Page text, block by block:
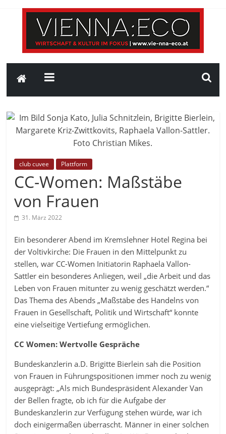
club cuvee Plattform
CC-Women: Maßstäbe
von Frauen
31. März 2022
Ein besonderer Abend im Kremslehner Hotel Regina bei
der Voltivkirche: Die Frauen in den Mittelpunkt zu
stellen, war CC-Women Initiatorin Raphaela Vallon-
Sattler ein besonderes Anliegen, weil „die Arbeit und das
Leben von Frauen mitunter zu wenig geschätzt werden.“
Das Thema des Abends „Maßstäbe des Handelns von
Frauen in Gesellschaft, Politik und Wirtschaft“ konnte
eine vielseitige Vertiefung ermöglichen.
CC Women: Wertvolle Gespräche
Bundeskanzlerin a.D. Brigitte Bierlein sah die Position
von Frauen in Führungspositionen immer noch zu wenig
ausgeprägt: „Als mich Bundespräsident Alexander Van
der Bellen fragte, ob ich für die Aufgabe der
Bundeskanzlerin zur Verfügung stehen würde, war ich
doch einigermaßen überrascht. Männer in einer solchen